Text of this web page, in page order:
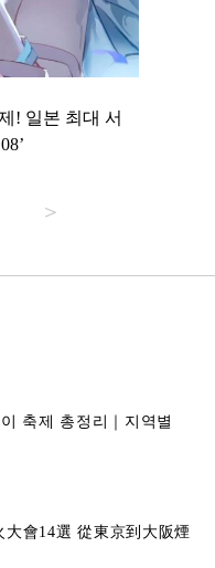
! 일본 최대 서
축제 총정리｜지역별
從東京到大阪煙